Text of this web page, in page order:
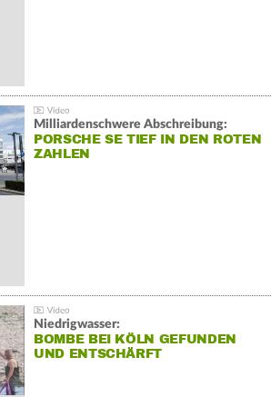
Milliardenschwere Abschreibung:
PORSCHE SE TIEF IN DEN ROTEN
ZAHLEN
Niedrigwasser:
BOMBE BEI KÖLN GEFUNDEN
UND ENTSCHÄRFT